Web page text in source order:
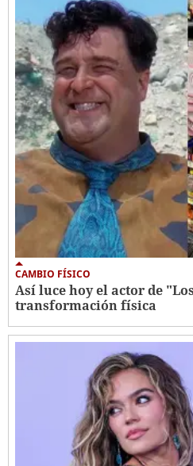
CAMBIO FÍSICO
Así luce hoy el actor de
transformación física